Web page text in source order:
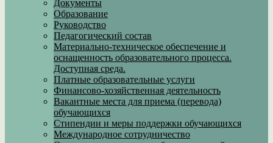
Документы
Образование
Руководство
Педагогический состав
Материально-техническое обеспечение и
оснащенность образовательного процесса.
Доступная среда.
Платные образовательные услуги
Финансово-хозяйственная деятельность
Вакантные места для приема (перевода)
обучающихся
Стипендии и меры поддержки обучающихся
Международное сотрудничество